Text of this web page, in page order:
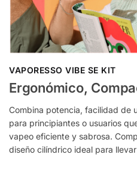
VAPORESSO VIBE SE KIT
Ergonómico,
Combina potencia, facilidad de
para principiantes o usuarios
vapeo eficiente y sabrosa.
diseño cilíndrico ideal para